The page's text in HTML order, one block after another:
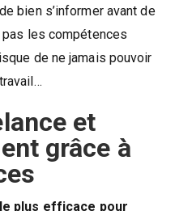
bien s’informer avant de
pas les compétences
de ne jamais pouvoir
et
grâce à
plus efficace pour